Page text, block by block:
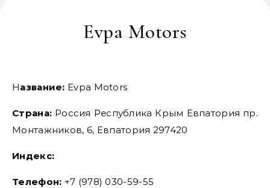
Evpa Motors
Название: Evpa Motors
Страна: Россия Республика Крым Евпатория пр.
Монтажников, 6, Евпатория 297420
Индекс:
Телефон: +7 (978) 030-59-55